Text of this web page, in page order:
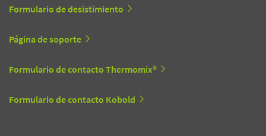
Formulario de desistimiento
Página de soporte
Formulario de contacto Thermomix®
Formulario de contacto Kobold